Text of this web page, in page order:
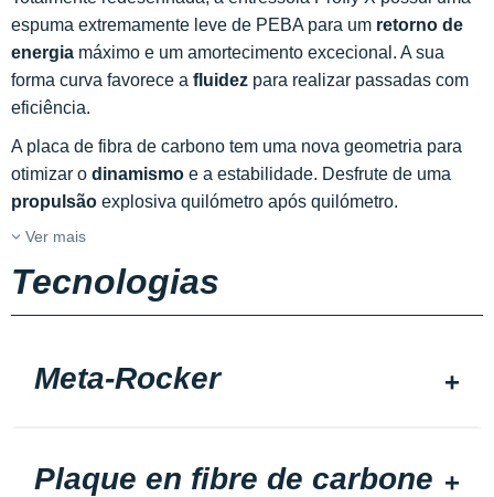
espuma extremamente leve de PEBA para um retorno de
energia máximo e um amortecimento excecional. A sua
forma curva favorece a fluidez para realizar passadas com
eficiência.
A placa de fibra de carbono tem uma nova geometria para
otimizar o dinamismo e a estabilidade. Desfrute de uma
propulsão explosiva quilómetro após quilómetro.
Ver mais
Tecnologias
Meta-Rocker
Plaque en fibre de carbone